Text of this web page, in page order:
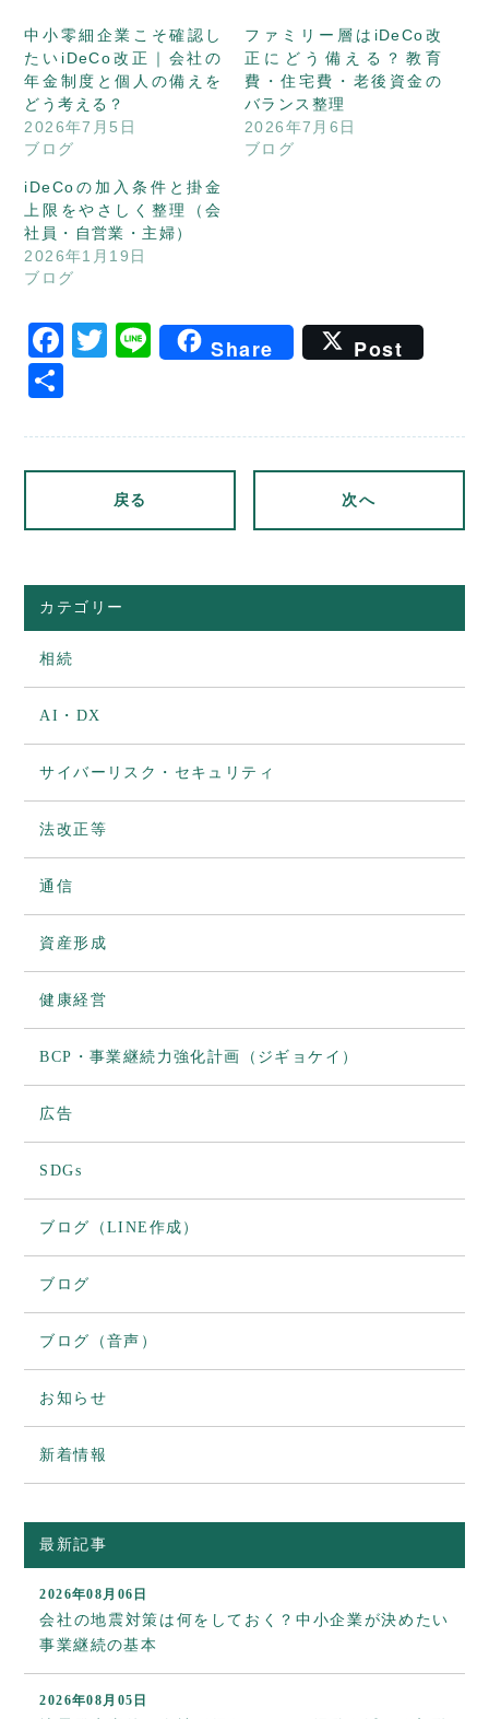
中小零細企業こそ確認し
たいiDeCo改正｜会社の
年金制度と個人の備えを
どう考える？
2026年7月5日
ブログ
ファミリー層はiDeCo改
正にどう備える？教育
費・住宅費・老後資金の
バランス整理
2026年7月6日
ブログ
iDeCoの加入条件と掛金
上限をやさしく整理（会
社員・自営業・主婦）
2026年1月19日
ブログ
Facebook
Twitter
LineShare Post
戻る 次へ
カテゴリー
相続
AI・DX
サイバーリスク・セキュリティ
法改正等
通信
資産形成
健康経営
BCP・事業継続力強化計画（ジギョケイ）
広告
SDGs
ブログ（LINE作成）
ブログ
ブログ（音声）
お知らせ
新着情報
最新記事
2026年08月06日
会社の地震対策は何をしておく？中小企業が決めたい
事業継続の基本
2026年08月05日